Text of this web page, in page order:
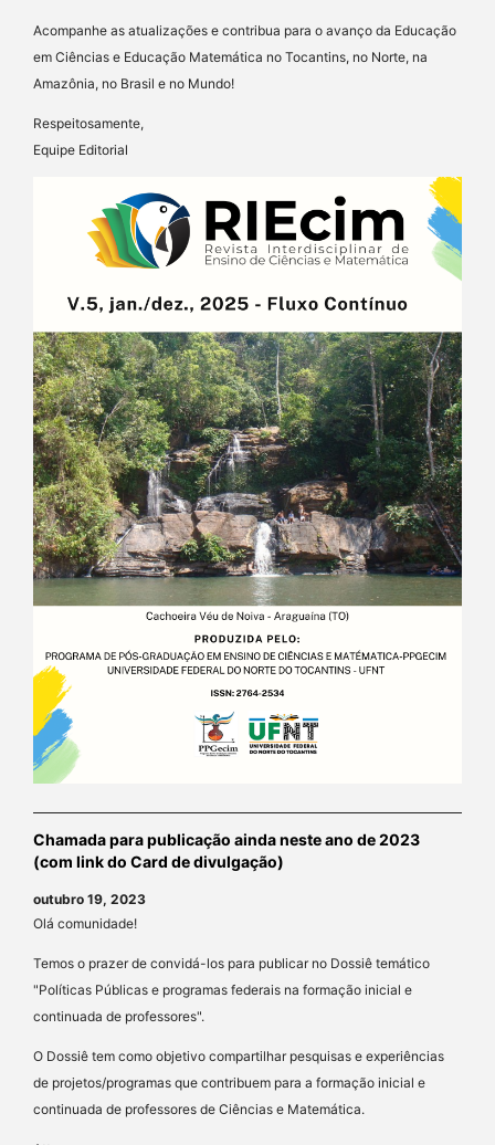
Acompanhe as atualizações e contribua para o avanço da Educação
em Ciências e Educação Matemática no Tocantins, no Norte, na
Amazônia, no Brasil e no Mundo!
Respeitosamente,
Equipe Editorial
Chamada para publicação ainda neste ano de 2023
(com link do Card de divulgação)
outubro 19, 2023
Olá comunidade!
Temos o prazer de convidá-los para publicar no Dossiê temático
"Políticas Públicas e programas federais na formação inicial e
continuada de professores".
O Dossiê tem como objetivo compartilhar pesquisas e experiências
de projetos/programas que contribuem para a formação inicial e
continuada de professores de Ciências e Matemática.